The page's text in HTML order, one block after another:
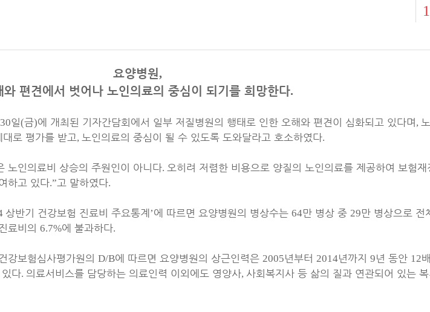
요양병원,
와 편견에서 벗어나 노인의료의 중심이 되기를 희망한다.
30일(금)에 개최된 기자간담회에서 일부 저질병원의 행태로 인한 오해와 편견이 심화되고 있다며 ,
로 평가를 받고, 노인의료의 중심이 될 수 있도록 도와달라고 호소하였다.
노인의료비 상승의 주원인이 아니다. 오히려 저렴한 비용으로 양질의 노인의료를 제공하여 보험재
하고 있다.”고 말하였다.
상반기 건강보험 진료비 주요통계 ’에 따르면 요양병원의 병상수는 64만 병상 중 29만 병상으로 전
료비의 6.7%에 불과하다.
강보험심사평가원의 D/B에 따르면 요양병원의 상근인력은 2005년부터 2014년까지 9년 동안 12
다. 의료서비스를 담당하는 의료인력 이외에도 영양사, 사회복지사 등 삶의 질과 연관되어 있는